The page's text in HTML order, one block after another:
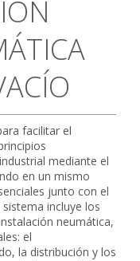
CONTACTO
facilitar el
mediante el
en un mismo
junto con el
incluye los
neumática,
el
la distribución y los